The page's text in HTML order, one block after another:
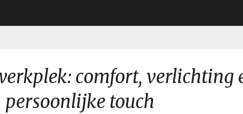
comfort, verlichting
persoonlijke touch